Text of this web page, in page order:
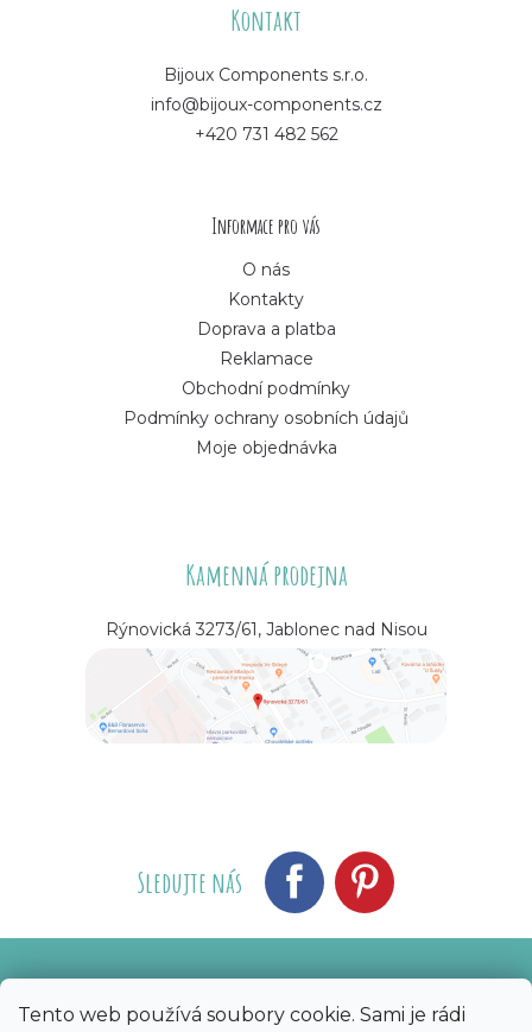
Tento web používá soubory cookie. Sami je rádi
Kontakt
Bijoux Components s.r.o.
info@bijoux-components.cz
+420 731 482 562
Informace pro vás
O nás
Kontakty
Doprava a platba
Reklamace
Obchodní podmínky
Podmínky ochrany osobních údajů
Moje objednávka
Kamenná prodejna
Rýnovická 3273/61, Jablonec nad Nisou
Sledujte nás